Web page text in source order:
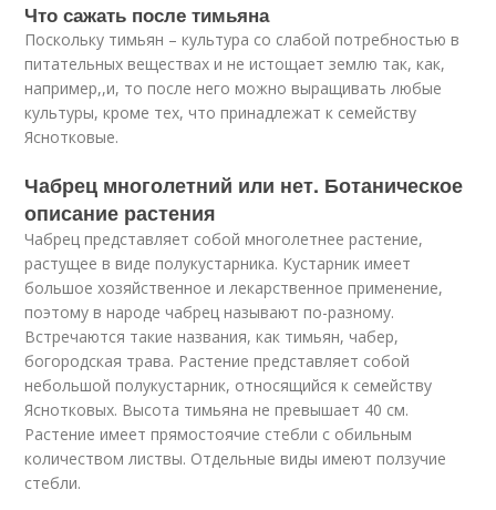
Что сажать после тимьяна
Поскольку тимьян – культура со слабой потребностью в
питательных веществах и не истощает землю так, как,
например,,и, то после него можно выращивать любые
культуры, кроме тех, что принадлежат к семейству
Яснотковые.
Чабрец многолетний или нет. Ботаническое
описание растения
Чабрец представляет собой многолетнее растение,
растущее в виде полукустарника. Кустарник имеет
большое хозяйственное и лекарственное применение,
поэтому в народе чабрец называют по-разному.
Встречаются такие названия, как тимьян, чабер,
богородская трава. Растение представляет собой
небольшой полукустарник, относящийся к семейству
Яснотковых. Высота тимьяна не превышает 40 см.
Растение имеет прямостоячие стебли с обильным
количеством листвы. Отдельные виды имеют ползучие
стебли.